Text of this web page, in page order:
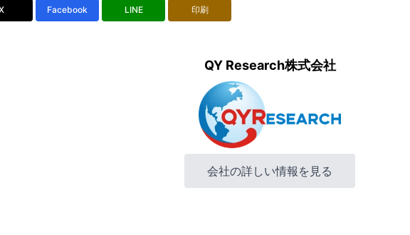
Facebook LINE 印刷
QY Research株式会社
会社の詳しい情報を見る